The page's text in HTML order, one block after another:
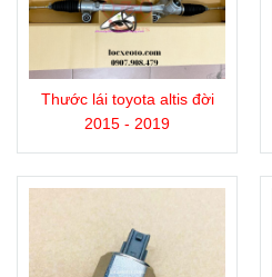
Thước lái toyota altis đời
2015 - 2019